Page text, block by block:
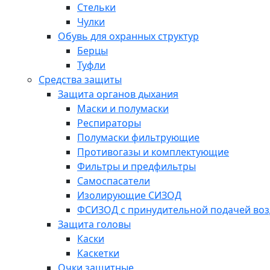
Стельки
Чулки
Обувь для охранных структур
Берцы
Туфли
Средства защиты
Защита органов дыхания
Маски и полумаски
Респираторы
Полумаски фильтрующие
Противогазы и комплектующие
Фильтры и предфильтры
Самоспасатели
Изолирующие СИЗОД
ФСИЗОД с принудительной подачей
Защита головы
Каски
Каскетки